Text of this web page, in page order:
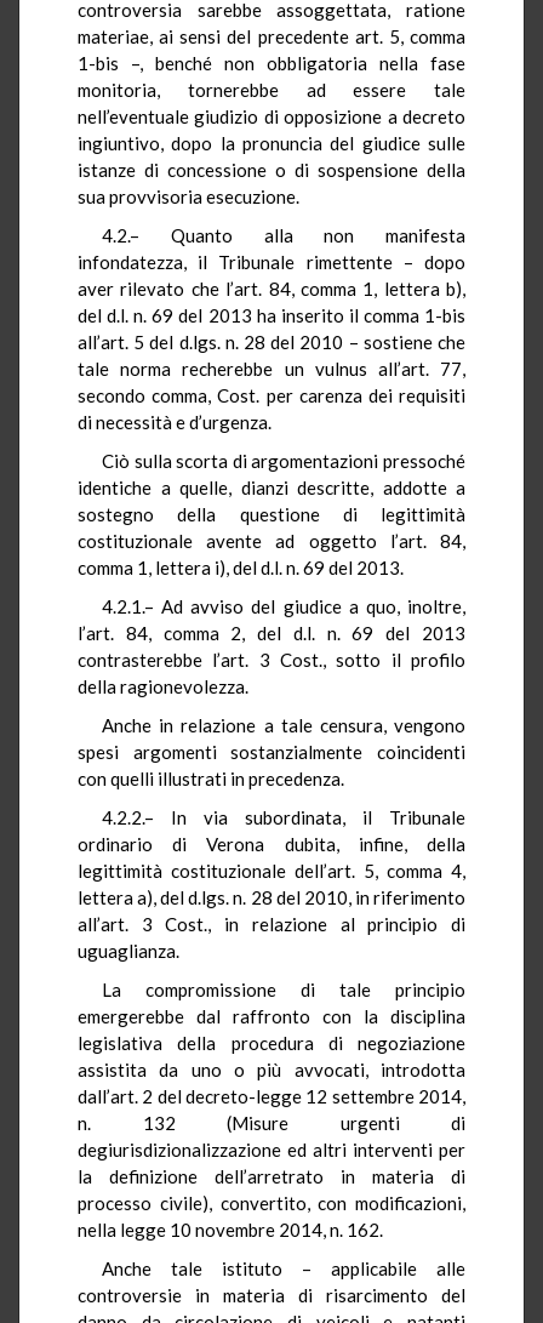
controversia sarebbe assoggettata, ratione
materiae, ai sensi del precedente art. 5, comma
1-bis –, benché non obbligatoria nella fase
monitoria, tornerebbe ad essere tale
nell’eventuale giudizio di opposizione a decreto
ingiuntivo, dopo la pronuncia del giudice sulle
istanze di concessione o di sospensione della
sua provvisoria esecuzione.
4.2.– Quanto alla non manifesta
infondatezza, il Tribunale rimettente – dopo
aver rilevato che l’art. 84, comma 1, lettera b),
del d.l. n. 69 del 2013 ha inserito il comma 1-bis
all’art. 5 del d.lgs. n. 28 del 2010 – sostiene che
tale norma recherebbe un vulnus all’art. 77,
secondo comma, Cost. per carenza dei requisiti
di necessità e d’urgenza.
Ciò sulla scorta di argomentazioni pressoché
identiche a quelle, dianzi descritte, addotte a
sostegno della questione di legittimità
costituzionale avente ad oggetto l’art. 84,
comma 1, lettera i), del d.l. n. 69 del 2013.
4.2.1.– Ad avviso del giudice a quo, inoltre,
l’art. 84, comma 2, del d.l. n. 69 del 2013
contrasterebbe l’art. 3 Cost., sotto il profilo
della ragionevolezza.
Anche in relazione a tale censura, vengono
spesi argomenti sostanzialmente coincidenti
con quelli illustrati in precedenza.
4.2.2.– In via subordinata, il Tribunale
ordinario di Verona dubita, infine, della
legittimità costituzionale dell’art. 5, comma 4,
lettera a), del d.lgs. n. 28 del 2010, in riferimento
all’art. 3 Cost., in relazione al principio di
uguaglianza.
La compromissione di tale principio
emergerebbe dal raffronto con la disciplina
legislativa della procedura di negoziazione
assistita da uno o più avvocati, introdotta
dall’art. 2 del decreto-legge 12 settembre 2014,
n. 132 (Misure urgenti di
degiurisdizionalizzazione ed altri interventi per
la definizione dell’arretrato in materia di
processo civile), convertito, con modificazioni,
nella legge 10 novembre 2014, n. 162.
Anche tale istituto – applicabile alle
controversie in materia di risarcimento del